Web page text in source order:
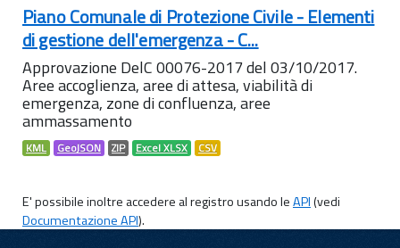
Piano Comunale di Protezione Civile - Elementi
di gestione dell'emergenza - C...
Approvazione DelC 00076-2017 del 03/10/2017.
Aree accoglienza, aree di attesa, viabilità di
emergenza, zone di confluenza, aree
ammassamento
KML GeoJSON ZIP Excel XLSX CSV
E' possibile inoltre accedere al registro usando leAPI(vedi
Documentazione API).